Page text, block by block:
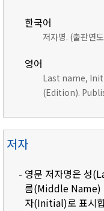
한국어
저자명. (출판연
영어
Last name,
(Edition).
저자
- 영문 저자명은 성
름(Middle Name)
자(Initial)로 표시